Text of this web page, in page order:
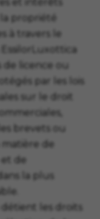
propriété
à travers le
de licence ou
par les lois
sur le droit
brevets ou
matière de
de
la plus
détient les droits